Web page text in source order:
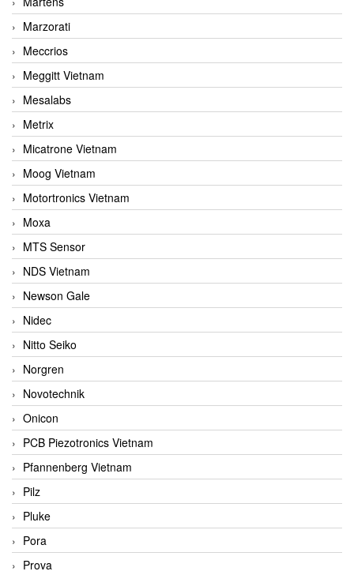
Marzorati
Meccrios
Meggitt Vietnam
Mesalabs
Metrix
Micatrone Vietnam
Moog Vietnam
Motortronics Vietnam
Moxa
MTS Sensor
NDS Vietnam
Newson Gale
Nidec
Nitto Seiko
Norgren
Novotechnik
Onicon
PCB Piezotronics Vietnam
Pfannenberg Vietnam
Pilz
Pluke
Pora
Prova